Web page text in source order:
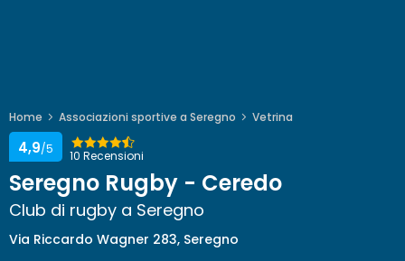
Home Associazioni sportive a Seregno Vetrina
10 Recensioni
4,9/5
Seregno Rugby - Ceredo
Club di rugby a Seregno
Via Riccardo Wagner 283, Seregno